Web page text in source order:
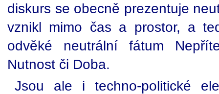
diskurs se obecně prezentuje
vznikl mimo čas a prostor, a
odvěké neutrální fátum
Nutnost či Doba.
Jsou ale i techno-politické